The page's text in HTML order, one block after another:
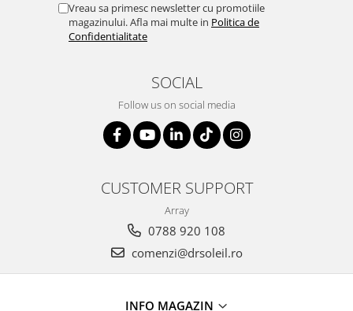
Vreau sa primesc newsletter cu promotiile
magazinului. Afla mai multe in Politica de
Confidentialitate
SOCIAL
Follow us on social media
CUSTOMER SUPPORT
Array
0788 920 108
comenzi@drsoleil.ro
INFO MAGAZIN